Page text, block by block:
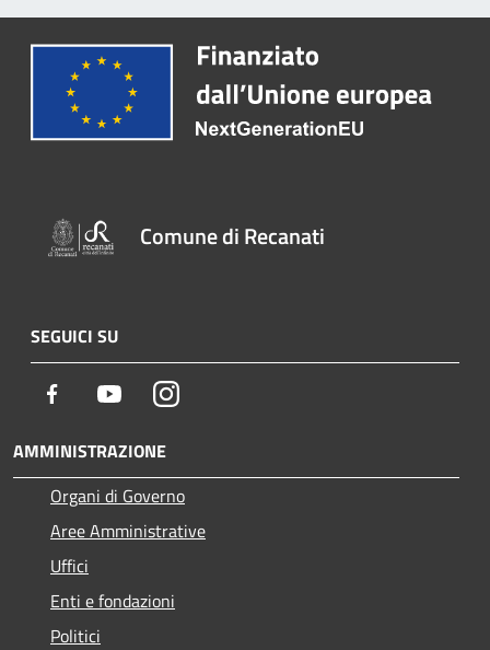
Comune di Recanati
SEGUICI SU
Facebook YoutubeInstagram
AMMINISTRAZIONE
Organi di Governo
Aree Amministrative
Uffici
Enti e fondazioni
Politici